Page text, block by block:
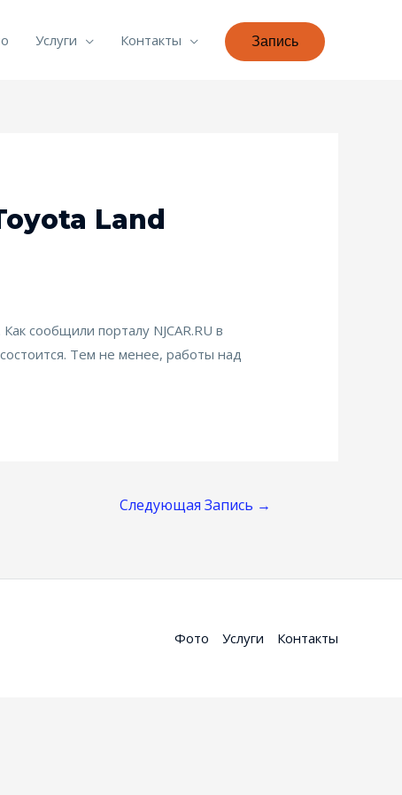
Услуги Контакты Запись
Land
сообщили порталу NJCAR.RU в
Тем не менее, работы над
Следующая Запись →
Фото Услуги Контакты